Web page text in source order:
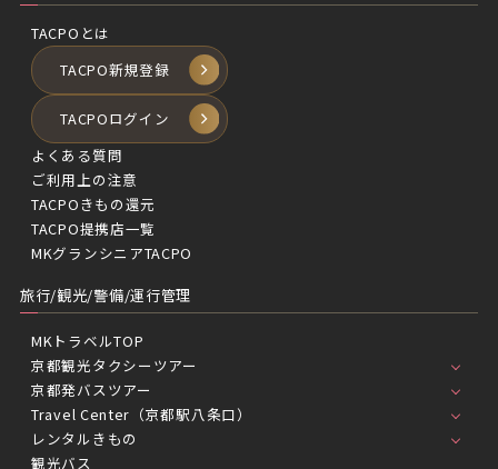
TACPOとは
TACPO新規登録
TACPOログイン
よくある質問
ご利用上の注意
TACPOきもの還元
TACPO提携店一覧
MKグランシニアTACPO
旅行/観光/警備/運行管理
MKトラベルTOP
京都観光タクシーツアー
京都発バスツアー
Travel Center（京都駅八条口）
レンタルきもの
観光バス